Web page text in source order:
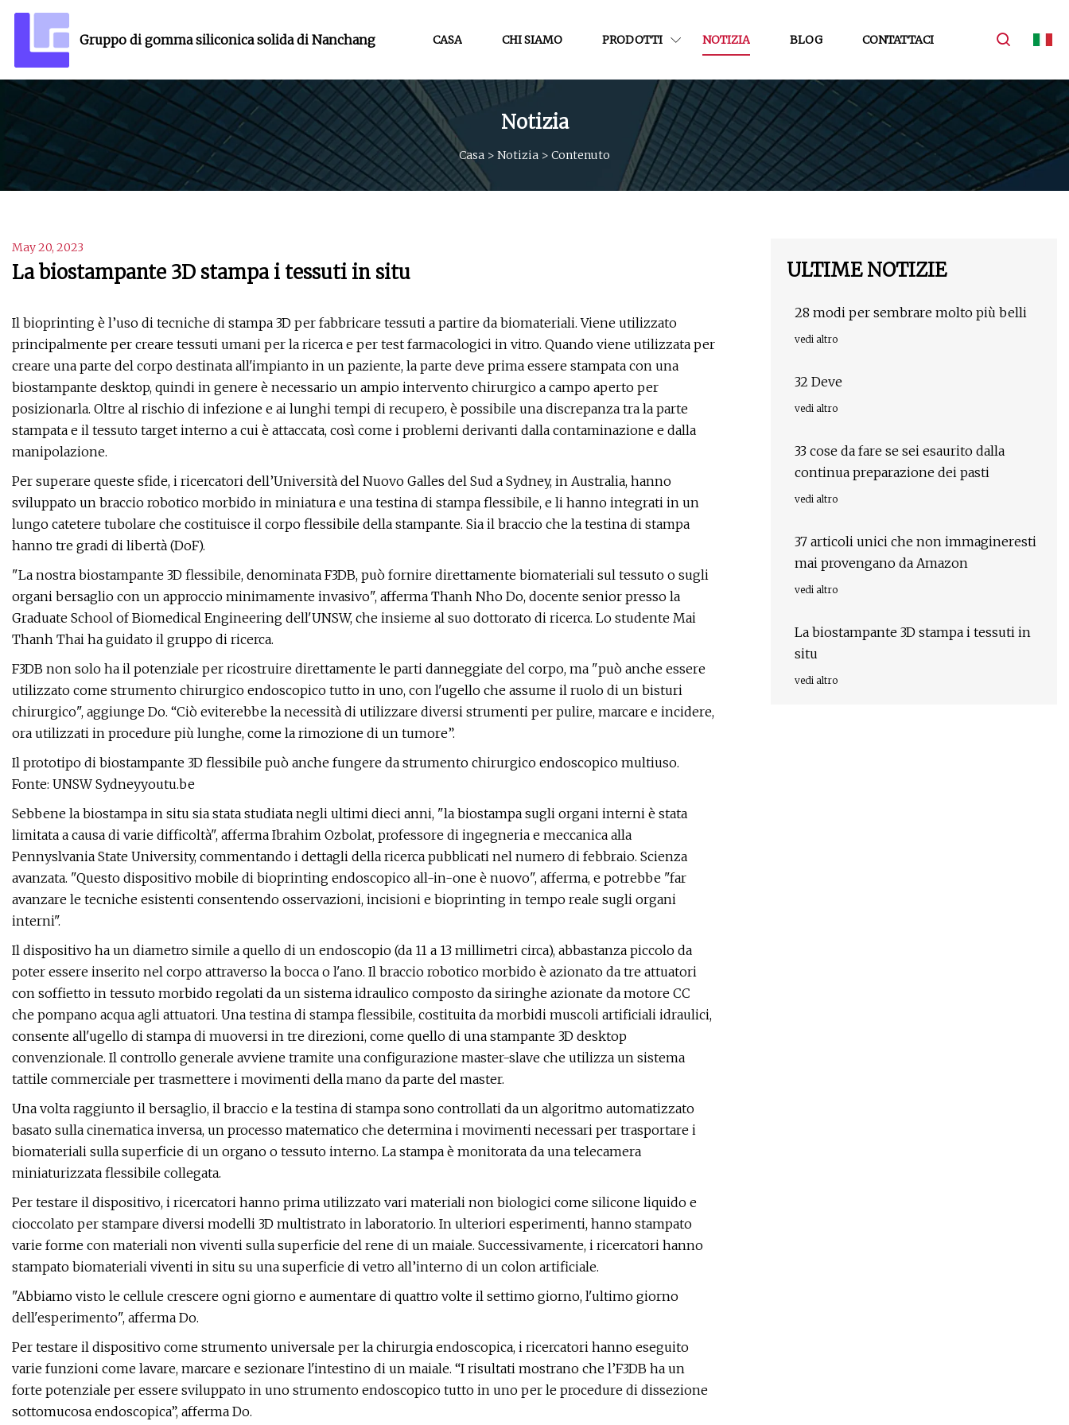
Gruppo di gomma siliconica solida di Nanchang CASA CHI SIAMO PRODOTTI NOTIZIA BLOG CONTATTACI
Notizia
Casa > Notizia > Contenuto
May 20, 2023
La biostampante 3D stampa i tessuti in situ
Il bioprinting è l’uso di tecniche di stampa 3D per fabbricare tessuti a partire da biomateriali. Viene utilizzato
principalmente per creare tessuti umani per la ricerca e per test farmacologici in vitro. Quando viene utilizzata per
creare una parte del corpo destinata all'impianto in un paziente, la parte deve prima essere stampata con una
biostampante desktop, quindi in genere è necessario un ampio intervento chirurgico a campo aperto per
posizionarla. Oltre al rischio di infezione e ai lunghi tempi di recupero, è possibile una discrepanza tra la parte
stampata e il tessuto target interno a cui è attaccata, così come i problemi derivanti dalla contaminazione e dalla
manipolazione.
Per superare queste sfide, i ricercatori dell’Università del Nuovo Galles del Sud a Sydney, in Australia, hanno
sviluppato un braccio robotico morbido in miniatura e una testina di stampa flessibile, e li hanno integrati in un
lungo catetere tubolare che costituisce il corpo flessibile della stampante. Sia il braccio che la testina di stampa
hanno tre gradi di libertà (DoF).
"La nostra biostampante 3D flessibile, denominata F3DB, può fornire direttamente biomateriali sul tessuto o sugli
organi bersaglio con un approccio minimamente invasivo", afferma Thanh Nho Do, docente senior presso la
Graduate School of Biomedical Engineering dell'UNSW, che insieme al suo dottorato di ricerca. Lo studente Mai
Thanh Thai ha guidato il gruppo di ricerca.
F3DB non solo ha il potenziale per ricostruire direttamente le parti danneggiate del corpo, ma "può anche essere
utilizzato come strumento chirurgico endoscopico tutto in uno, con l'ugello che assume il ruolo di un bisturi
chirurgico", aggiunge Do. “Ciò eviterebbe la necessità di utilizzare diversi strumenti per pulire, marcare e incidere,
ora utilizzati in procedure più lunghe, come la rimozione di un tumore”.
Il prototipo di biostampante 3D flessibile può anche fungere da strumento chirurgico endoscopico multiuso.
Fonte: UNSW Sydneyyoutu.be
Sebbene la biostampa in situ sia stata studiata negli ultimi dieci anni, "la biostampa sugli organi interni è stata
limitata a causa di varie difficoltà", afferma Ibrahim Ozbolat, professore di ingegneria e meccanica alla
Pennyslvania State University, commentando i dettagli della ricerca pubblicati nel numero di febbraio. Scienza
avanzata. "Questo dispositivo mobile di bioprinting endoscopico all-in-one è nuovo", afferma, e potrebbe "far
avanzare le tecniche esistenti consentendo osservazioni, incisioni e bioprinting in tempo reale sugli organi
interni".
Il dispositivo ha un diametro simile a quello di un endoscopio (da 11 a 13 millimetri circa), abbastanza piccolo da
poter essere inserito nel corpo attraverso la bocca o l'ano. Il braccio robotico morbido è azionato da tre attuatori
con soffietto in tessuto morbido regolati da un sistema idraulico composto da siringhe azionate da motore CC
che pompano acqua agli attuatori. Una testina di stampa flessibile, costituita da morbidi muscoli artificiali idraulici,
consente all'ugello di stampa di muoversi in tre direzioni, come quello di una stampante 3D desktop
convenzionale. Il controllo generale avviene tramite una configurazione master-slave che utilizza un sistema
tattile commerciale per trasmettere i movimenti della mano da parte del master.
Una volta raggiunto il bersaglio, il braccio e la testina di stampa sono controllati da un algoritmo automatizzato
basato sulla cinematica inversa, un processo matematico che determina i movimenti necessari per trasportare i
biomateriali sulla superficie di un organo o tessuto interno. La stampa è monitorata da una telecamera
miniaturizzata flessibile collegata.
Per testare il dispositivo, i ricercatori hanno prima utilizzato vari materiali non biologici come silicone liquido e
cioccolato per stampare diversi modelli 3D multistrato in laboratorio. In ulteriori esperimenti, hanno stampato
varie forme con materiali non viventi sulla superficie del rene di un maiale. Successivamente, i ricercatori hanno
stampato biomateriali viventi in situ su una superficie di vetro all’interno di un colon artificiale.
"Abbiamo visto le cellule crescere ogni giorno e aumentare di quattro volte il settimo giorno, l'ultimo giorno
dell'esperimento", afferma Do.
Per testare il dispositivo come strumento universale per la chirurgia endoscopica, i ricercatori hanno eseguito
varie funzioni come lavare, marcare e sezionare l'intestino di un maiale. “I risultati mostrano che l’F3DB ha un
forte potenziale per essere sviluppato in uno strumento endoscopico tutto in uno per le procedure di dissezione
sottomucosa endoscopica”, afferma Do.
ULTIME NOTIZIE
28 modi per sembrare molto più belli
vedi altro
32 Deve
vedi altro
33 cose da fare se sei esaurito dalla
continua preparazione dei pasti
vedi altro
37 articoli unici che non immagineresti
mai provengano da Amazon
vedi altro
La biostampante 3D stampa i tessuti in
situ
vedi altro